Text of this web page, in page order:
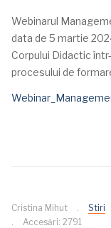
Webinarul
data de 5 martie
Corpului Didactic
procesului de
Cristina Mihut Stiri
Accesări: 2791